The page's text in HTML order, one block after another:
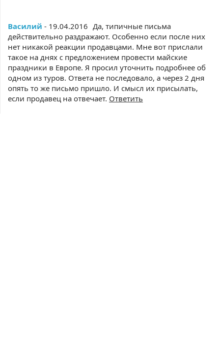
Василий - 19.04.2016 Да, типичные письма
действительно раздражают. Особенно если после них
нет никакой реакции продавцами. Мне вот прислали
такое на днях с предложением провести майские
праздники в Европе. Я просил уточнить подробнее об
одном из туров. Ответа не последовало, а через 2 дня
опять то же письмо пришло. И смысл их присылать,
если продавец на отвечает. Ответить